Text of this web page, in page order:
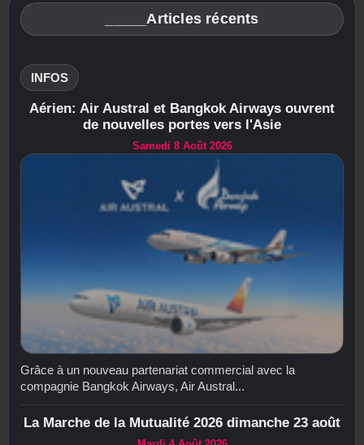
_____Articles récents
INFOS
Aérien: Air Austral et Bangkok Airways ouvrent
de nouvelles portes vers l'Asie
Samedi 8 Août 2026
Grâce à un nouveau partenariat commercial avec la
compagnie Bangkok Airways, Air Austral...
La Marche de la Mutualité 2026 dimanche 23 août